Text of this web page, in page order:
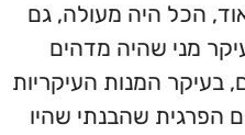
הכל היה מעולה, גם
מני שהיה מדהים
בעיקר המנות העיקריות
הפרגית שהבנתי שהיו